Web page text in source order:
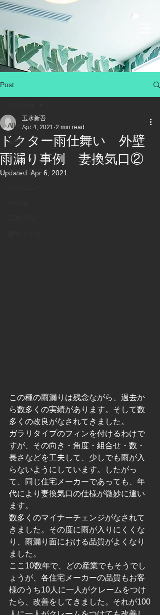
Post
All Posts
屋根
外壁
外壁開口部
ドクター雨仕舞い 外壁
雨漏り事例 妻換気口②
玉水新吾
Apr 4, 2021 2 min read
Updated: Apr 6, 2021
この種の雨漏りは残念ながら、過去か
ら数多くの実績があります。そして数
多くの改良がなされてきました。
ガラリタイプのフィンを付けるわけで
すが、その向き・角度・組合せ・数・
長さなどを工夫して、少しでも雨が入
らないようにしています。したがっ
て、同じ住宅メーカーであっても、年
代により妻換気口の仕様が微妙に違い
ます。
数多くのマイナーチェンジがなされて
きました。その度に雨が入りにくくな
り、雨漏り面における品質がよくなり
ました。
ここ10数年で、どの産業でもそうでし
ょうが、各住宅メーカーの品質もお客
様のうち10人に一人がクレームをつけ
たら、改善をしてきました。それが100